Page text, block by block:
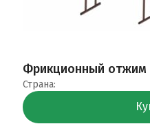
Фрикционный отжим
Страна: